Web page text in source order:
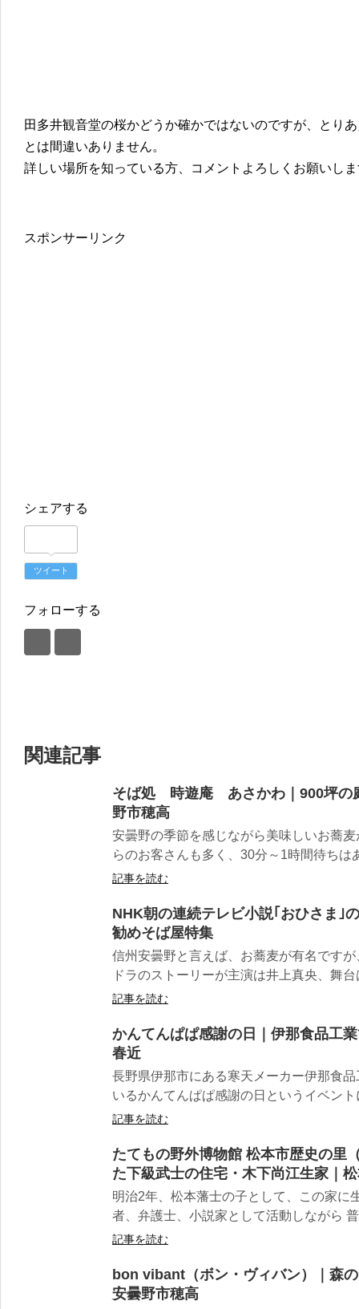
田多井観音堂の桜かどうか確かではないのですが、とり
とは間違いありません。
詳しい場所を知っている方、コメントよろしくお願いし
スポンサーリンク
シェアする
ツイート
フォローする
関連記事
そば処 時遊庵 あさかわ｜900坪の
野市穂高
安曇野の季節を感じながら美味しいお蕎
らのお客さんも多く、30分～1時間待ちは
記事を読む
NHK朝の連続テレビ小説｢おひさま｣
勧めそば屋特集
信州安曇野と言えば、お蕎麦が有名です
ドラのストーリーが主演は井上真央、舞
記事を読む
かんてんぱぱ感謝の日｜伊那食品工
春近
長野県伊那市にある寒天メーカー伊那食
いるかんてんぱぱ感謝の日というイベン
記事を読む
たてもの野外博物館 松本市歴史の里
た下級武士の住宅・木下尚江生家｜
明治2年、松本藩士の子として、この家に
者、弁護士、小説家として活動しながら
記事を読む
bon vibant（ボン・ヴィバン）｜森
安曇野市穂高